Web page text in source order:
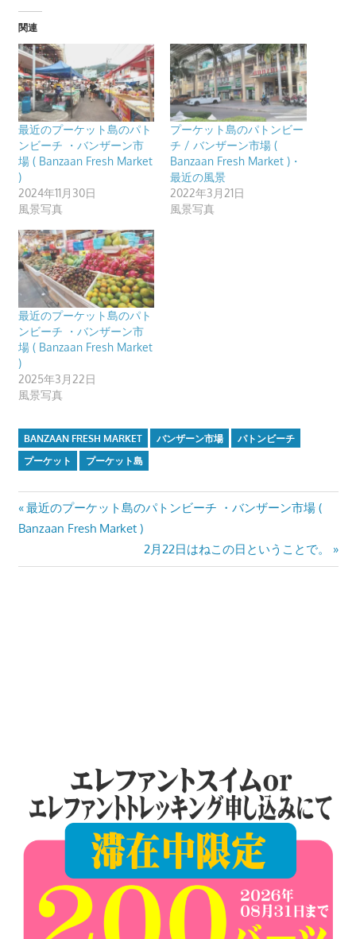
プ
ー
ケ
ッ
ト・
パ
ト
ン
ビ
ー
チ
よ
り
発
信
し
ま
す。
関連
最近のプーケット島のパト
ンビーチ ・バンザーン市
場 ( Banzaan Fresh Market
)
2024年11月30日
風景写真
プーケット島のパトンビー
チ / バンザーン市場 (
Banzaan Fresh Market )・
最近の風景
2022年3月21日
風景写真
最近のプーケット島のパト
ンビーチ ・バンザーン市
場 ( Banzaan Fresh Market
)
2025年3月22日
風景写真
BANZAAN FRESH MARKET バンザーン市場
パトンビーチ
プーケット
プーケット島
投
ナ
Previous
Post:
最近のプーケット島のパトンビーチ ・バンザーン市場 (
Banzaan Fresh Market )
Next
Post:
2月22日はねこの日ということで。